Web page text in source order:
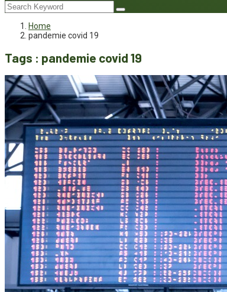
Home
pandemie covid 19
Tags : pandemie covid 19